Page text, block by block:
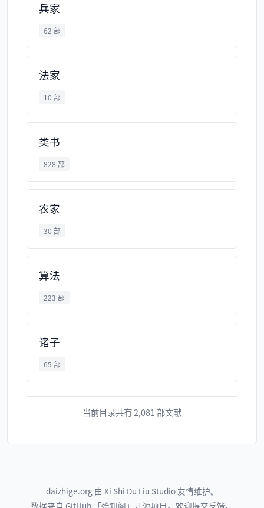
兵家
62 部
法家
10 部
类书
828 部
农家
30 部
算法
223 部
诸子
65 部
当前目录共有 2,081 部文献
daizhige.org由 Xi Shi Du Liu Studio友情维护。
数据来自 GitHub 「殆知阁」 开源项目。欢迎提交反馈。